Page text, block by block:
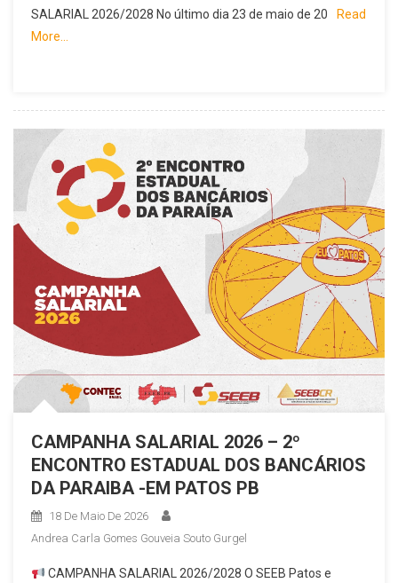
SALARIAL 2026/2028 No último dia 23 de maio de 20
Read
More…
CAMPANHA SALARIAL 2026 – 2º
ENCONTRO ESTADUAL DOS BANCÁRIOS
DA PARAIBA -EM PATOS PB
18 De Maio De 2026
Andrea Carla Gomes Gouveia Souto Gurgel
CAMPANHA SALARIAL 2026/2028 O SEEB Patos e